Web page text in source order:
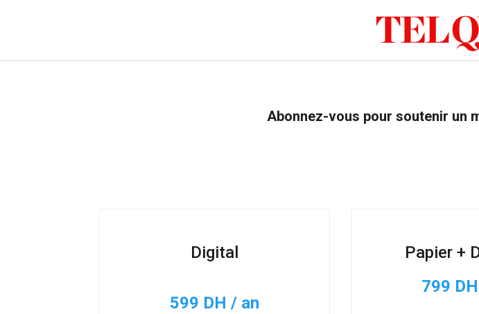
Abonnez-vous pour soutenir un
Digital
599 DH / an
Papier +
799